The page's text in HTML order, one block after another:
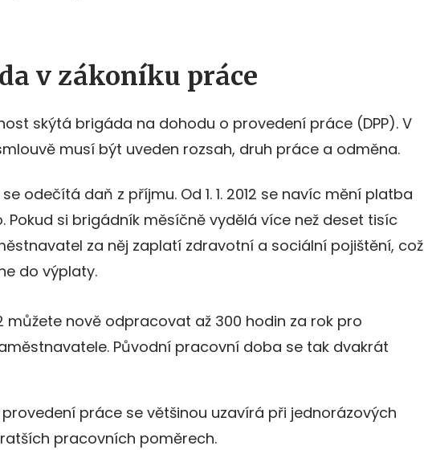
v zákoníku práce
skýtá brigáda na dohodu o provedení práce (DPP). V
musí být uveden rozsah, druh práce a odměna.
odečítá daň z příjmu. Od 1. 1. 2012 se navíc mění platba
Pokud si brigádník měsíčně vydělá více než deset tisíc
za něj zaplatí zdravotní a sociální pojištění, což
do výplaty.
můžete nově odpracovat až 300 hodin za rok pro
Původní pracovní doba se tak dvakrát
práce se většinou uzavírá při jednorázových
pracovních poměrech.